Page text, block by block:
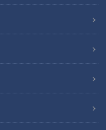
病」【チャント！】